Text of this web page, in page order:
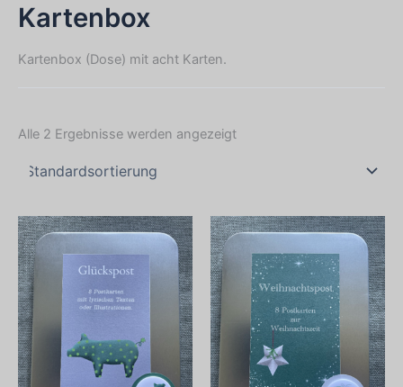
Kartenbox
Kartenbox (Dose) mit acht Karten.
Alle 2 Ergebnisse werden angezeigt